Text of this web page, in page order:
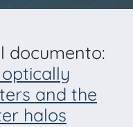
documento:
and the
halos